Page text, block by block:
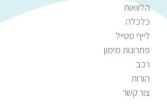
הלוואות
כלכלה
לייף סטייל
פתרונות מימון
רכב
הורות
צור קשר